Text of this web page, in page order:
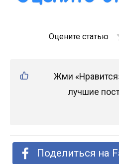
Оцените статью
Жми
лучшие
Поделиться на